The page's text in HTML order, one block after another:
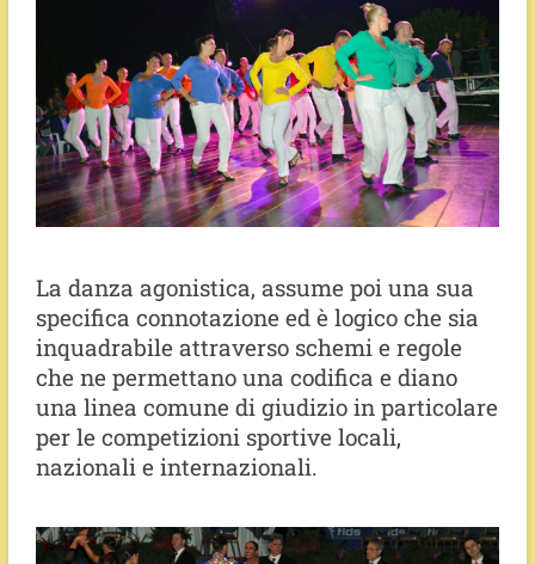
La danza agonistica, assume poi una sua
specifica connotazione ed è logico che sia
inquadrabile attraverso schemi e regole
che ne permettano una codifica e diano
una linea comune di giudizio in particolare
per le competizioni sportive locali,
nazionali e internazionali.